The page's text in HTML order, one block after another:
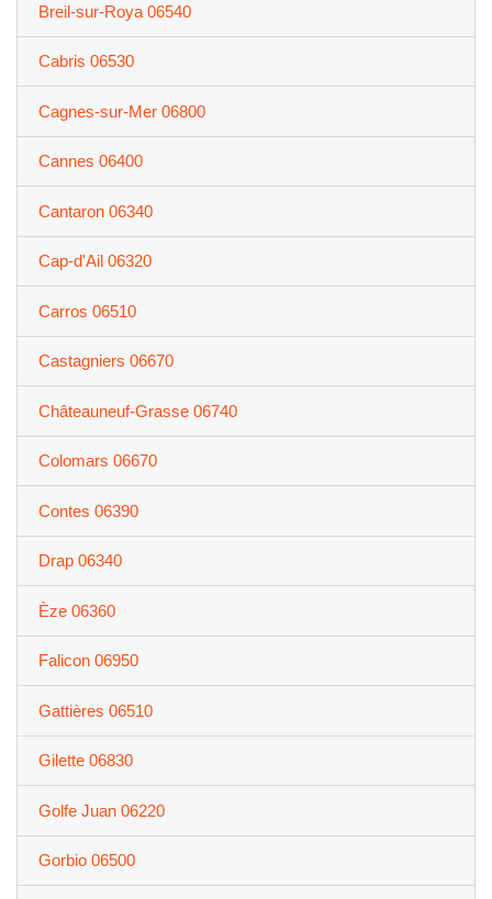
Breil-sur-Roya 06540
Cabris 06530
Cagnes-sur-Mer 06800
Cannes 06400
Cantaron 06340
Cap-d'Ail 06320
Carros 06510
Castagniers 06670
Châteauneuf-Grasse 06740
Colomars 06670
Contes 06390
Drap 06340
Èze 06360
Falicon 06950
Gattières 06510
Gilette 06830
Golfe Juan 06220
Gorbio 06500